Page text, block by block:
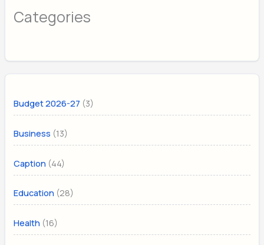
Categories
Budget 2026-27 (3)
Business (13)
Caption (44)
Education (28)
Health (16)